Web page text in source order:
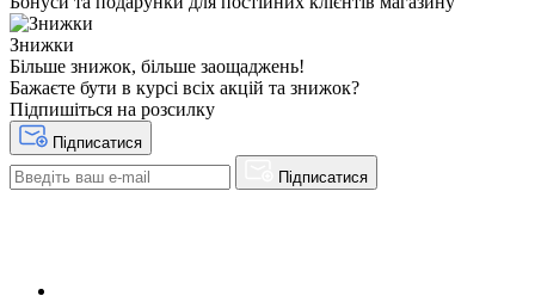
Знижки
Більше знижок, більше заощаджень!
Бажаєте бути в курсі всіх акцій та знижок?
Підпишіться на розсилку
Підписатися
Підписатися